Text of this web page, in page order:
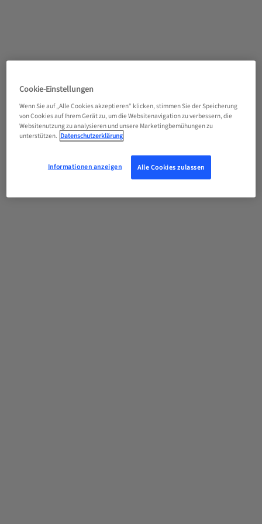
Cookie-Einstellungen
Wenn Sie auf „Alle Cookies akzeptieren“ klicken, stimmen Sie der Speicherung
von Cookies auf Ihrem Gerät zu, um die Websitenavigation zu verbessern, die
Websitenutzung zu analysieren und unsere Marketingbemühungen zu
unterstützen. Datenschutzerklärung
Informationen anzeigen Alle Cookies zulassen